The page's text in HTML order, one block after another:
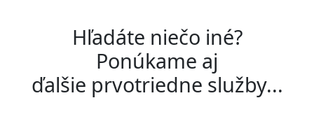
Hľadáte niečo iné?
Ponúkame aj
ďalšie prvotriedne služby...